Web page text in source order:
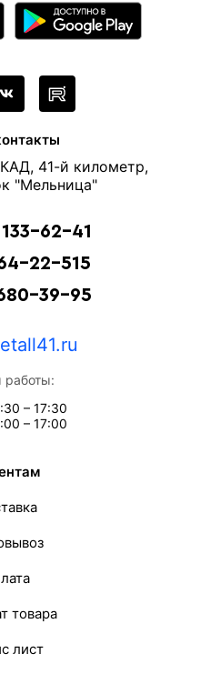
41-й километр,
"Мельница"
62-41
22-515
39-95
– 17:30
– 17:00
товара
лист